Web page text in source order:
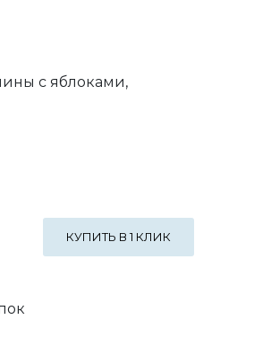
с яблоками,
КУПИТЬ В 1 КЛИК